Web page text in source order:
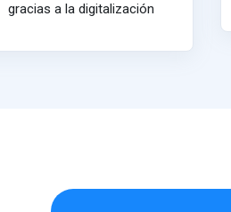
gracias a la digitalización